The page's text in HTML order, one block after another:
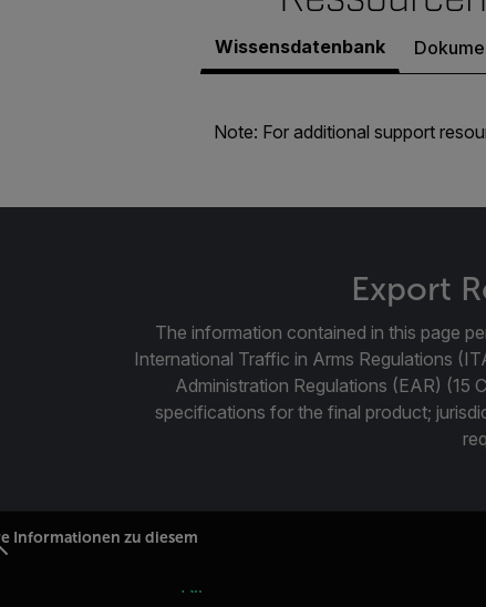
Wissensdatenbank
Note: For additional support
Export
The information contained in this page
International Traffic in Arms Regulations
Administration Regulations (EAR) (15
specifications for the final product;
Informationen zu diesem
Flir